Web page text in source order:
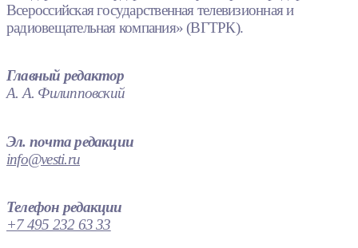
Всероссийская государственная телевизионная и
радиовещательная компания» (ВГТРК).
Главный редактор
А. А. Филипповский
Эл. почта редакции
info@vesti.ru
Телефон редакции
+7 495 232 63 33